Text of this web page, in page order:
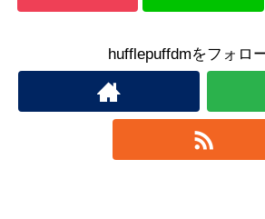
hufflepuffdmをフォロ